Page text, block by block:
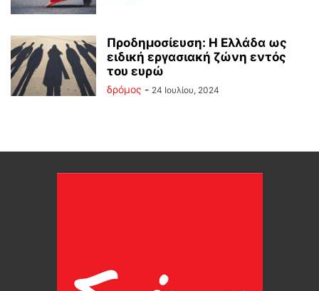
Προδημοσίευση: Η Ελλάδα ως
ειδική εργασιακή ζώνη εντός
του ευρώ
δρόμος - 24 Ιουλίου, 2024